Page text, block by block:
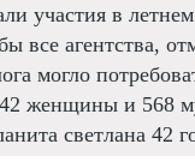
участия в
все агентства,
могло
женщины и 568
светлана 42